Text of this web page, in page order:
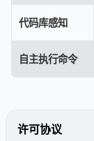
代码库感知
自主执行命令
许可协议